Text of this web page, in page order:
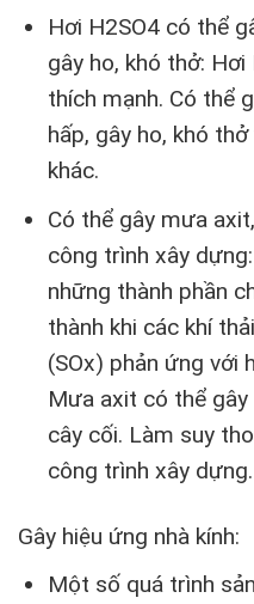
Hơi H2SO4 có thể
gây ho, khó thở:
thích mạnh. Có thể
hấp, gây ho, khó
khác.
Có thể gây mưa
công trình xây
những thành phần
thành khi các khí
(SOx) phản ứng với
Mưa axit có thể
cây cối. Làm suy
công trình xây dựng.
Gây hiệu ứng nhà kính:
Một số quá trình